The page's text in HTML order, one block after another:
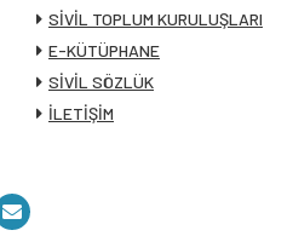
SİVİL TOPLUM KURULUŞLARI
E-KÜTÜPHANE
SİVİL SÖZLÜK
İLETİŞİM